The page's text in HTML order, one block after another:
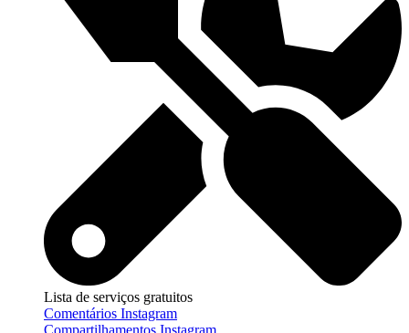
Lista de serviços gratuitos
Comentários Instagram
Compartilhamentos Instagram